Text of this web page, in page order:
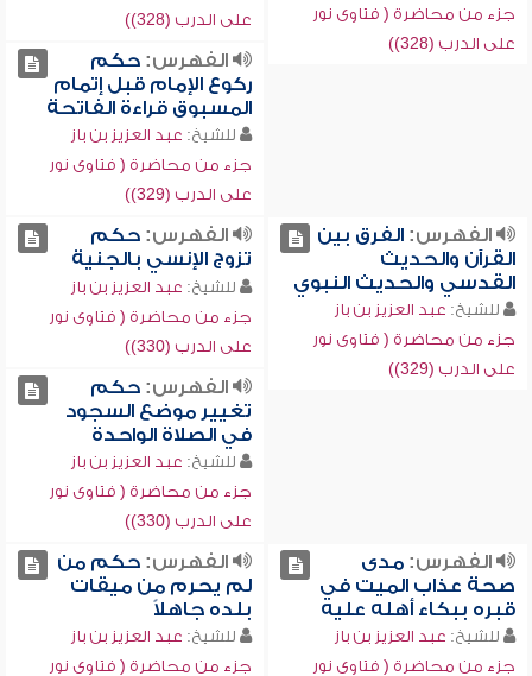
جزء من محاضرة ( فتاوى نور
على الدرب (328))
على الدرب (328))
الفهرس:حكم
ركوع الإمام قبل إتمام
المسبوق قراءة الفاتحة
للشيخ: عبد العزيز بن باز
جزء من محاضرة ( فتاوى نور
على الدرب (329))
الفهرس:الفرق بين
القرآن والحديث
القدسي والحديث النبوي
للشيخ: عبد العزيز بن باز
جزء من محاضرة ( فتاوى نور
على الدرب (329))
الفهرس:حكم
تزوج الإنسي بالجنية
للشيخ: عبد العزيز بن باز
جزء من محاضرة ( فتاوى نور
على الدرب (330))
الفهرس:حكم
تغيير موضع السجود
في الصلاة الواحدة
للشيخ: عبد العزيز بن باز
جزء من محاضرة ( فتاوى نور
على الدرب (330))
الفهرس:مدى
صحة عذاب الميت في
قبره ببكاء أهله عليه
للشيخ: عبد العزيز بن باز
جزء من محاضرة ( فتاوى نور
الفهرس:حكم من
لم يحرم من ميقات
بلده جاهلاً
للشيخ: عبد العزيز بن باز
جزء من محاضرة ( فتاوى نور